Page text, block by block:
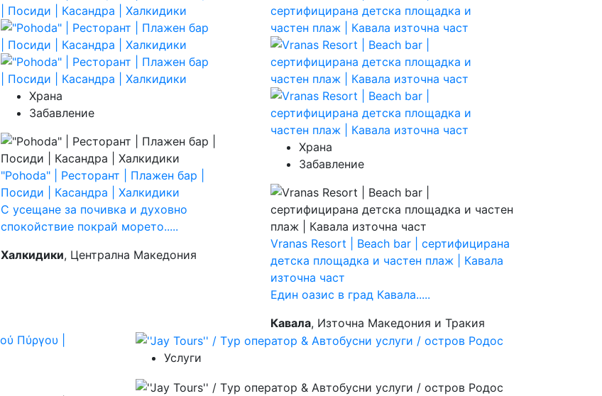
Храна
Забавление
"Pohoda" | Ресторант | Плажен бар |
Посиди | Касандра | Халкидики
С усещане за почивка и духовно
спокойствие покрай морето.....
Халкидики, Централна Македония
Храна
Забавление
Vranas Resort | Beach bar | сертифицирана
детска площадка и частен плаж | Кавала
източна част
Един оазис в град Кавала.....
Кавала, Източна Македония и Тракия
Услуги